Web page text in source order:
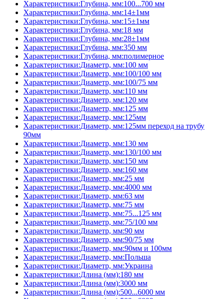
Характеристики:Глубина, мм:100...700 мм
Характеристики:Глубина, мм:14±1мм
Характеристики:Глубина, мм:15±1мм
Характеристики:Глубина, мм:18 мм
Характеристики:Глубина, мм:28±1мм
Характеристики:Глубина, мм:350 мм
Характеристики:Глубина, мм:полимерное
Характеристики:Диаметр, мм:100 мм
Характеристики:Диаметр, мм:100/100 мм
Характеристики:Диаметр, мм:100/75 мм
Характеристики:Диаметр, мм:110 мм
Характеристики:Диаметр, мм:120 мм
Характеристики:Диаметр, мм:125 мм
Характеристики:Диаметр, мм:125мм
Характеристики:Диаметр, мм:125мм переход на трубу
90мм
Характеристики:Диаметр, мм:130 мм
Характеристики:Диаметр, мм:130/100 мм
Характеристики:Диаметр, мм:150 мм
Характеристики:Диаметр, мм:160 мм
Характеристики:Диаметр, мм:25 мм
Характеристики:Диаметр, мм:4000 мм
Характеристики:Диаметр, мм:63 мм
Характеристики:Диаметр, мм:75 мм
Характеристики:Диаметр, мм:75...125 мм
Характеристики:Диаметр, мм:75/100 мм
Характеристики:Диаметр, мм:90 мм
Характеристики:Диаметр, мм:90/75 мм
Характеристики:Диаметр, мм:90мм и 100мм
Характеристики:Диаметр, мм:Польша
Характеристики:Диаметр, мм:Украина
Характеристики:Длина (мм):180 мм
Характеристики:Длина (мм):3000 мм
Характеристики:Длина (мм):500...6000 мм